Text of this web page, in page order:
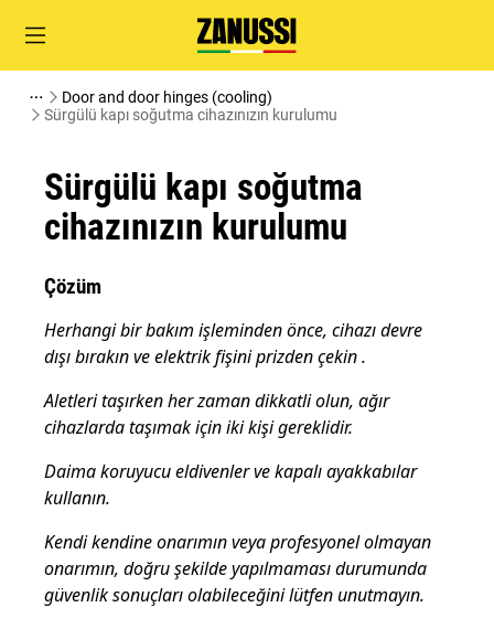
Door and door hinges (cooling)
Sürgülü kapı soğutma cihazınızın kurulumu
Sürgülü kapı soğutma
cihazınızın kurulumu
Çözüm
Herhangi bir bakım işleminden önce, cihazı devre
dışı bırakın ve elektrik fişini prizden çekin.
Aletleri taşırken her zaman dikkatli olun, ağır
cihazlarda taşımak için iki kişi gereklidir.
Daima koruyucu eldivenler ve kapalı ayakkabılar
kullanın.
Kendi kendine onarımın veya profesyonel olmayan
onarımın, doğru şekilde yapılmaması durumunda
güvenlik sonuçları olabileceğini lütfen unutmayın.